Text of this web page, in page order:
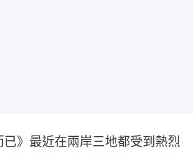
》最近在兩岸三地都受到熱烈